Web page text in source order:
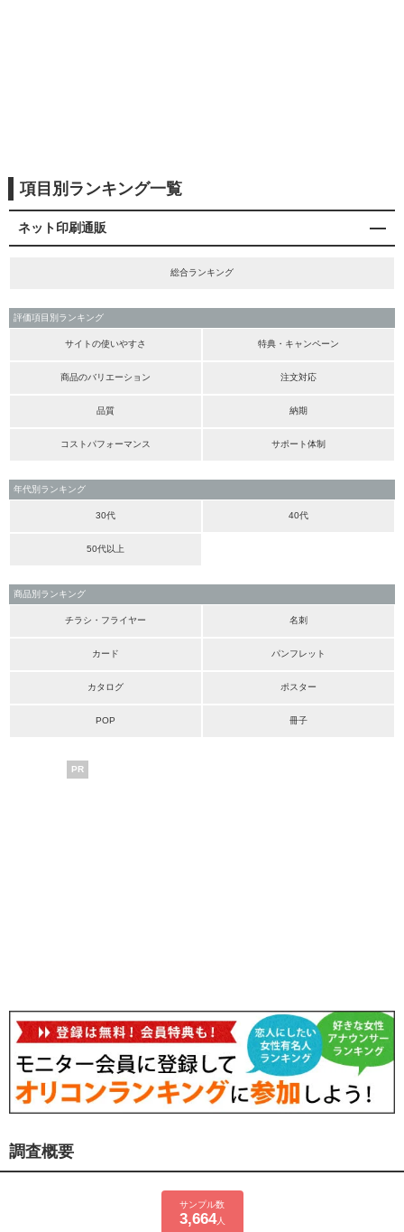
項目別ランキング一覧
ネット印刷通販
総合ランキング
評価項目別ランキング
サイトの使いやすさ 特典・キャンペーン
商品のバリエーション 注文対応
品質 納期
コストパフォーマンス サポート体制
年代別ランキング
30代 40代
50代以上
商品別ランキング
チラシ・フライヤー 名刺
カード パンフレット
カタログ ポスター
POP 冊子
PR
調査概要
サンプル数
3,664人